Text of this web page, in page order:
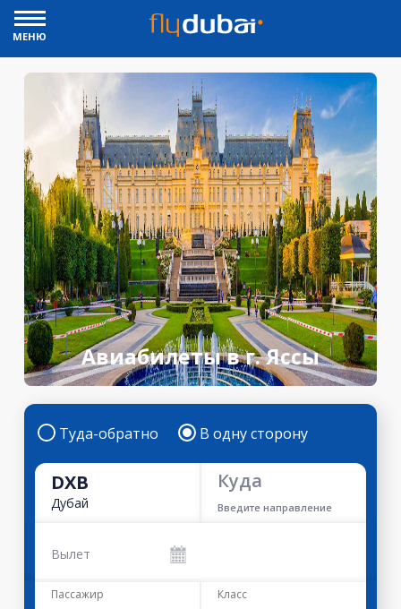
МЕНЮ
Авиабилеты в г. Яссы
Туда-обратно В одну сторону
DXB
Дубай
Куда
Введите направление
Вылет
Пассажир Класс